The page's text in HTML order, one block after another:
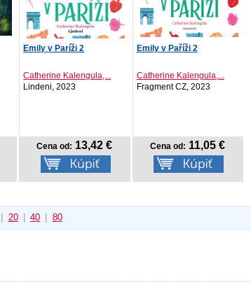
Emily v Paríži 2
Catherine Kalengula,...
Lindeni, 2023
Cena od: 13,42 €
Emily v Paříži 2
Catherine Kalengula,...
Fragment CZ, 2023
Cena od: 11,05 €
20 40 80